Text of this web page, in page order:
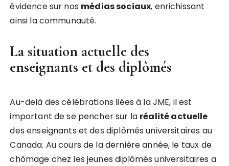
évidence sur nos médiassociaux, enrichissant
ainsi la communauté.
La situation actuelle des
enseignants et des diplômés
Au-delà des célébrations liées à la JME, il est
important de se pencher sur la réalitéactuelle
des enseignants et des diplômés universitaires au
Canada. Au cours de la dernière année, le taux de
chômage chez les jeunes diplômés universitaires a